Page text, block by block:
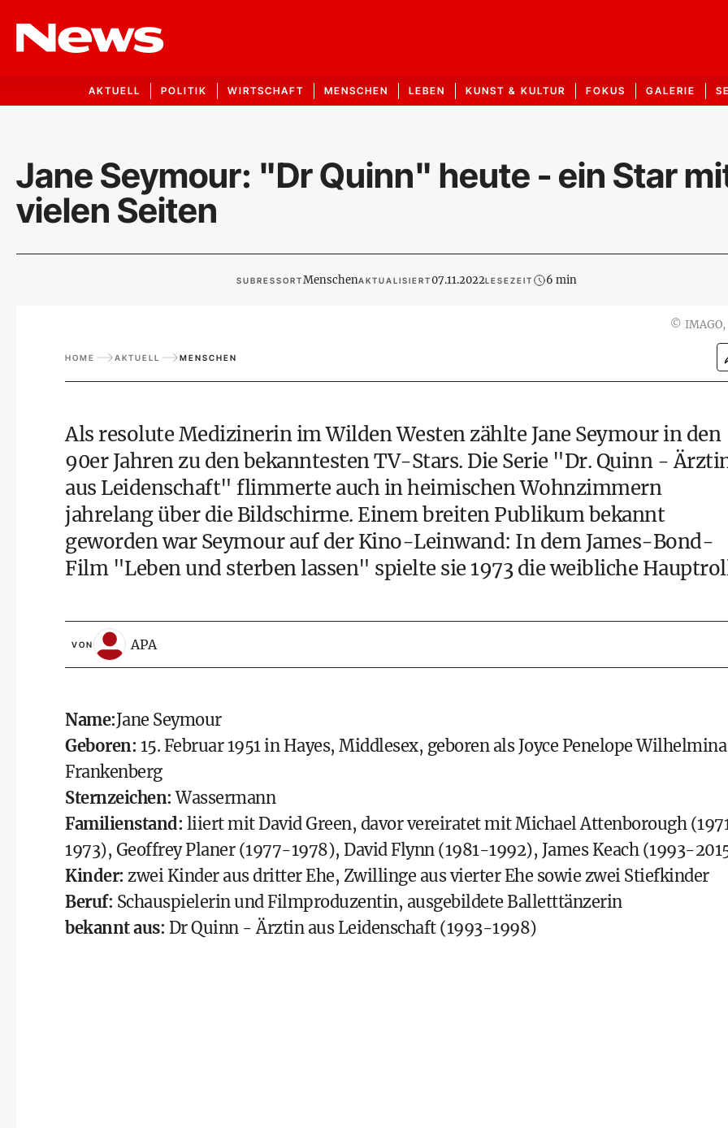
AKTUELL POLITIK WIRTSCHAFT MENSCHEN LEBEN KUNST & KULTUR FOKUS GALERIE
Jane Seymour: "Dr Quinn" heute - ein Star
vielen Seiten
SUBRESSORTMenschenAKTUALISIERT07.11.2022LESEZEIT 6 min
© IMAGO,
HOME AKTUELL MENSCHEN
Als resolute Medizinerin im Wilden Westen zählte Jane Seymour in den
90er Jahren zu den bekanntesten TV-Stars. Die Serie "Dr. Quinn -
aus Leidenschaft" flimmerte auch in heimischen Wohnzimmern
jahrelang über die Bildschirme. Einem breiten Publikum bekannt
geworden war Seymour auf der Kino-Leinwand: In dem James-Bond-
Film "Leben und sterben lassen" spielte sie 1973 die weibliche
VON APA
Name:Jane Seymour
Geboren: 15. Februar 1951 in Hayes, Middlesex, geboren als Joyce Penelope Wilhelmina
Frankenberg
Sternzeichen: Wassermann
Familienstand: liiert mit David Green, davor vereiratet mit Michael Attenborough
1973), Geoffrey Planer (1977-1978), David Flynn (1981-1992), James Keach (1993-
Kinder: zwei Kinder aus dritter Ehe, Zwillinge aus vierter Ehe sowie zwei Stiefkinder
Beruf: Schauspielerin und Filmproduzentin, ausgebildete Balletttänzerin
bekannt aus: Dr Quinn - Ärztin aus Leidenschaft (1993-1998)